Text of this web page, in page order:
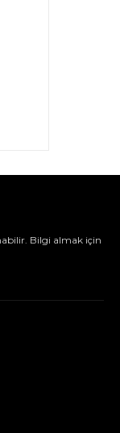
Bilgi almak için